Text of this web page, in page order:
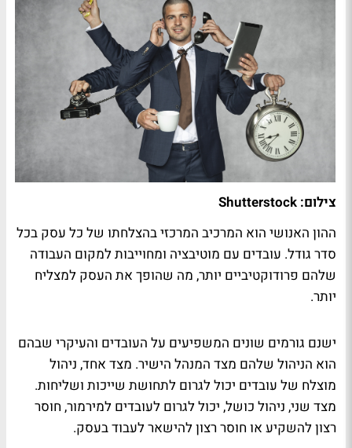
צילום: Shutterstock
ההון האנושי הוא המרכיב המרכזי בהצלחתו של כל עסק בכל
סדר גודל. עובדים עם מוטיבציה ומחוייבות למקום העבודה
שלהם פרודוקטיביים יותר, מה שהופך את העסק למצליח
יותר.
ישנם גורמים שונים המשפיעים על העובדים והעיקרי שבהם
הוא הניהול שלהם מצד המנהל הישיר. מצד אחד, ניהול
מוצלח של עובדים יכול לגרום לתחושת שייכות ושליחות.
מצד שני, ניהול כושל, יכול לגרום לעובדים למירמור, חוסר
רצון להשקיע או חוסר רצון להישאר לעבוד בעסק.